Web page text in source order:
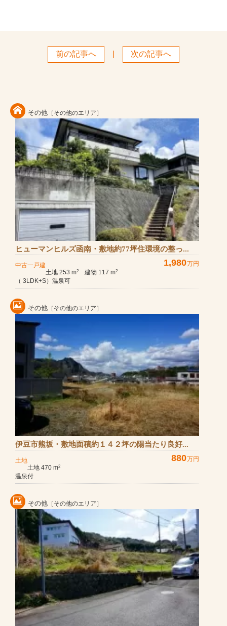
前の記事へ 次の記事へ
その他 ［その他のエリア］
ヒューマンヒルズ函南・敷地約77坪住環境の整っ...
中古一戸建 1,980万円
土地 253 m2 建物 117 m2
（ 3LDK+S）温泉可
その他 ［その他のエリア］
伊豆市熊坂・敷地面積約１４２坪の陽当たり良好...
土地 880万円
土地 470 m2
温泉付
その他 ［その他のエリア］